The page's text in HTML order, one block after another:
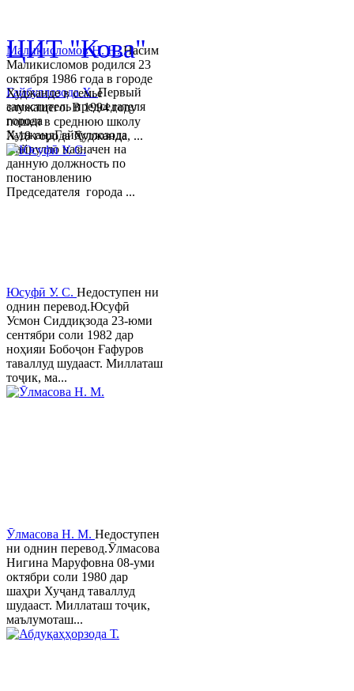
Гайбуллозода Х.Первый
заместитель председателя
города
ХуджандГайбуллозода
Хайрулло назначен на
данную должность по
постановлению
Председателя города ...
Маликисломов Н. Н.Насим
Маликисломов родился 23
октября 1986 года в городе
Худжанде в семье
служащего. В 1994 году
пошел в среднюю школу
№18 города Худжанда, ...
Юсуфӣ У. C. Недоступен ни
однин перевод.Юсуфӣ
Усмон Сиддиқзода 23-юми
сентябри соли 1982 дар
ноҳияи Бобоҷон Ғафуров
таваллуд шудааст. Миллаташ
тоҷик, ма...
Ӯлмасова Н. М. Недоступен
ни однин перевод.Ӯлмасова
Нигина Маруфовна 08-уми
октябри соли 1980 дар
шаҳри Хуҷанд таваллуд
шудааст. Миллаташ тоҷик,
маълумоташ...
ЦИТ "Кова"